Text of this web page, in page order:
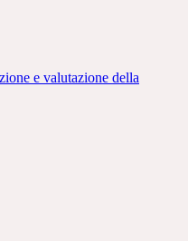
e valutazione della